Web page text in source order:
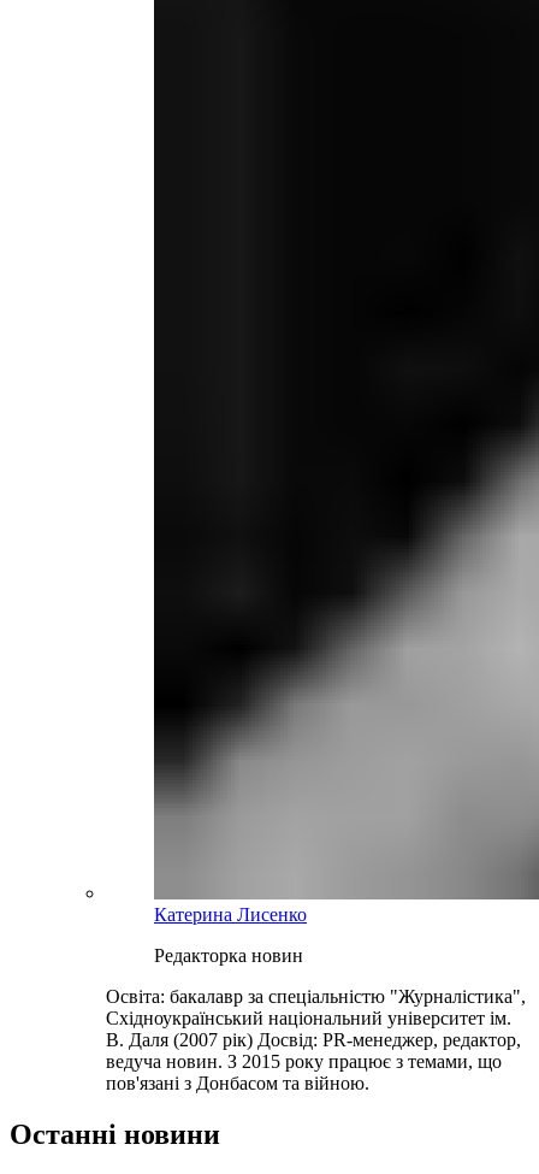
Катерина Лисенко
Редакторка новин
Освіта: бакалавр за спеціальністю "Журналістика",
Східноукраїнський національний університет ім.
В. Даля (2007 рік) Досвід: PR-менеджер, редактор,
ведуча новин. З 2015 року працює з темами, що
пов'язані з Донбасом та війною.
Останні новини